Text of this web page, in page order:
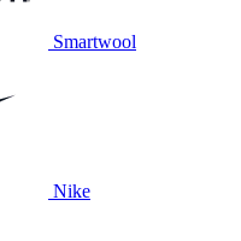
Smartwool
Nike